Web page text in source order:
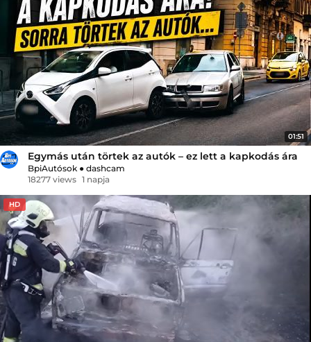
01:51
Egymás után törtek az autók – ez lett a kapkodás ára
BpiAutósok ● dashcam
18277 views 1 napja
HD